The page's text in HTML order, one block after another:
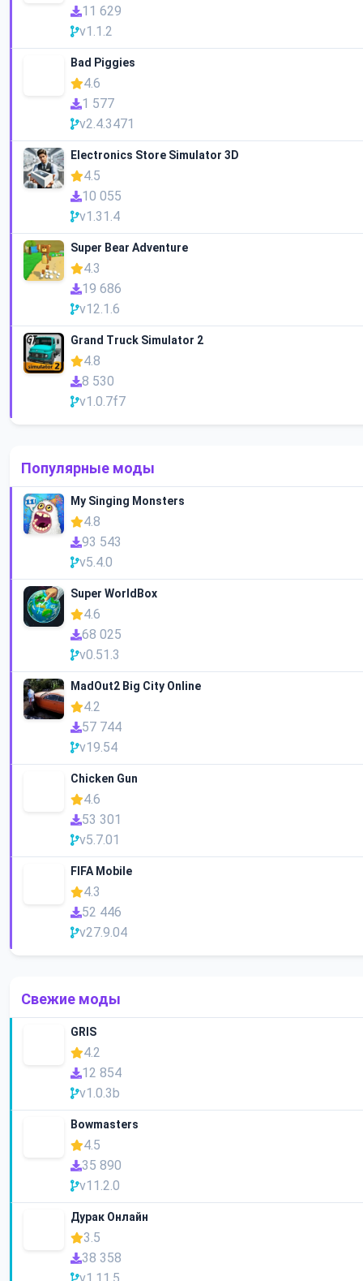
11 629
v1.1.2
Bad Piggies
4.6
1 577
v2.4.3471
Electronics Store Simulator 3D
4.5
10 055
v1.31.4
Super Bear Adventure
4.3
19 686
v12.1.6
Grand Truck Simulator 2
4.8
8 530
v1.0.7f7
Популярные моды
My Singing Monsters
4.8
93 543
v5.4.0
Super WorldBox
4.6
68 025
v0.51.3
MadOut2 Big City Online
4.2
57 744
v19.54
Chicken Gun
4.6
53 301
v5.7.01
FIFA Mobile
4.3
52 446
v27.9.04
Свежие моды
GRIS
4.2
12 854
v1.0.3b
Bowmasters
4.5
35 890
v11.2.0
Дурак Онлайн
3.5
38 358